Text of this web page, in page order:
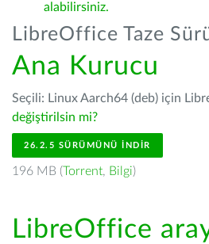
alabilirsiniz.
LibreOffice Taze
Ana Kurucu
Seçili: Linux Aarch64 (deb) için
değiştirilsin mi?
26.2.5 SÜRÜMÜNÜ İNDIR
196 MB (Torrent, Bilgi)
LibreOffice